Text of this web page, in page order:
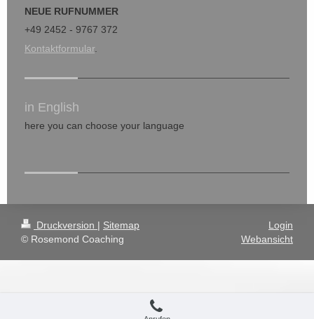
NEUE RUFNUMMER
+49 2452 - 9767 372
Kontaktformular
in English
here you can choose your language
Druckversion | Sitemap
© Rosemond Coaching
Login
Webansicht